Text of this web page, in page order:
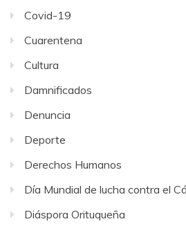
Covid-19
Cuarentena
Cultura
Damnificados
Denuncia
Deporte
Derechos Humanos
Día Mundial de lucha contra el
Diáspora Orituqueña